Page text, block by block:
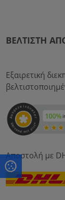
ΒΈΛΤΙΣΤΗ
Εξαιρετική
Αποστολή με